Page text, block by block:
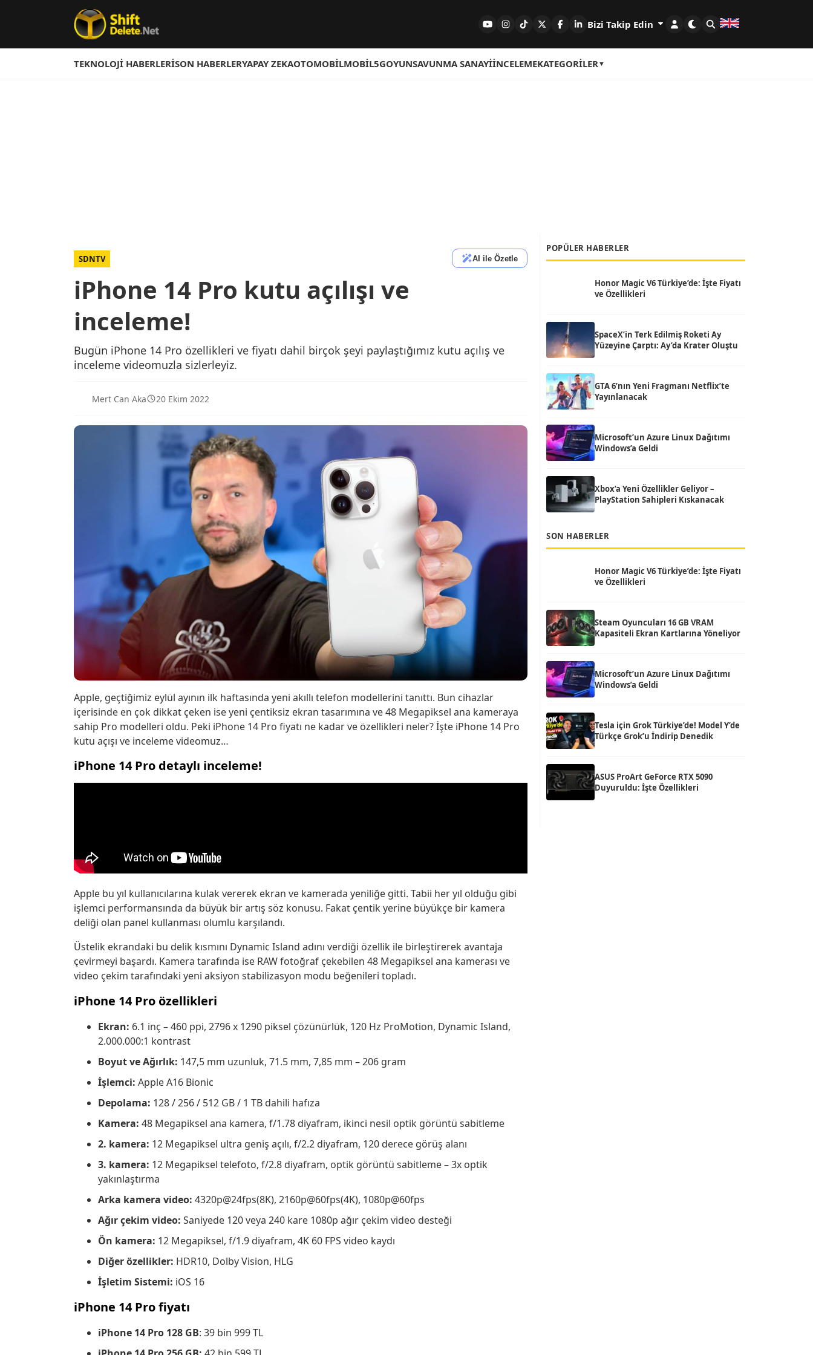
Bizi Takip Edin
TEKNOLOJI HABERLERISON HABERLERYAPAY ZEKAOTOMOBILMOBIL5GOYUNSAVUNMA SANAYIİNCELEMEKATEGORILER
SDNTV AI ile Özetle
iPhone 14 Pro kutu açılışı ve
inceleme!
Bugün iPhone 14 Pro özellikleri ve fiyatı dahil birçok şeyi paylaştığımız kutu açılış ve
inceleme videomuzla sizlerleyiz.
Mert Can Aka 20 Ekim 2022
Apple, geçtiğimiz eylül ayının ilk haftasında yeni akıllı telefon modellerini tanıttı. Bun cihazlar
içerisinde en çok dikkat çeken ise yeni çentiksiz ekran tasarımına ve 48 Megapiksel ana kameraya
sahip Pro modelleri oldu. Peki iPhone 14 Pro fiyatı ne kadar ve özellikleri neler? İşte iPhone 14 Pro
kutu açışı ve inceleme videomuz…
iPhone 14 Pro detaylı inceleme!
Apple bu yıl kullanıcılarına kulak vererek ekran ve kamerada yeniliğe gitti. Tabii her yıl olduğu gibi
işlemci performansında da büyük bir artış söz konusu. Fakat çentik yerine büyükçe bir kamera
deliği olan panel kullanması olumlu karşılandı.
Üstelik ekrandaki bu delik kısmını Dynamic Island adını verdiği özellik ile birleştirerek avantaja
çevirmeyi başardı. Kamera tarafında ise RAW fotoğraf çekebilen 48 Megapiksel ana kamerası ve
video çekim tarafındaki yeni aksiyon stabilizasyon modu beğenileri topladı.
iPhone 14 Pro özellikleri
Ekran: 6.1 inç – 460 ppi, 2796 x 1290 piksel çözünürlük, 120 Hz ProMotion, Dynamic Island,
2.000.000:1 kontrast
Boyut ve Ağırlık: 147,5 mm uzunluk, 71.5 mm, 7,85 mm – 206 gram
İşlemci: Apple A16 Bionic
Depolama: 128 / 256 / 512 GB / 1 TB dahili hafıza
Kamera: 48 Megapiksel ana kamera, f/1.78 diyafram, ikinci nesil optik görüntü sabitleme
2. kamera: 12 Megapiksel ultra geniş açılı, f/2.2 diyafram, 120 derece görüş alanı
3. kamera: 12 Megapiksel telefoto, f/2.8 diyafram, optik görüntü sabitleme – 3x optik
yakınlaştırma
Arka kamera video: 4320p@24fps(8K), 2160p@60fps(4K), 1080p@60fps
Ağır çekim video: Saniyede 120 veya 240 kare 1080p ağır çekim video desteği
Ön kamera: 12 Megapiksel, f/1.9 diyafram, 4K 60 FPS video kaydı
Diğer özellikler: HDR10, Dolby Vision, HLG
İşletim Sistemi: iOS 16
iPhone 14 Pro fiyatı
iPhone 14 Pro 128 GB: 39 bin 999 TL
POPÜLER HABERLER
Honor Magic V6 Türkiye’de: İşte Fiyatı
ve Özellikleri
SpaceX’in Terk Edilmiş Roketi Ay
Yüzeyine Çarptı: Ay’da Krater Oluştu
GTA 6’nın Yeni Fragmanı Netflix’te
Yayınlanacak
Microsoft’un Azure Linux Dağıtımı
Windows’a Geldi
Xbox’a Yeni Özellikler Geliyor –
PlayStation Sahipleri Kıskanacak
SON HABERLER
Honor Magic V6 Türkiye’de: İşte Fiyatı
ve Özellikleri
Steam Oyuncuları 16 GB VRAM
Kapasiteli Ekran Kartlarına Yöneliyor
Microsoft’un Azure Linux Dağıtımı
Windows’a Geldi
Tesla için Grok Türkiye’de! Model Y’de
Türkçe Grok’u İndirip Denedik
ASUS ProArt GeForce RTX 5090
Duyuruldu: İşte Özellikleri